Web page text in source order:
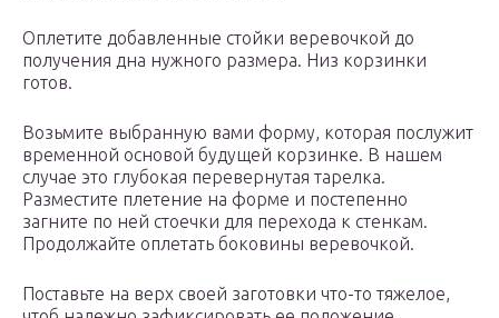
Оплетите добавленные стойки веревочкой до
получения дна нужного размера. Низ корзинки
готов.
Возьмите выбранную вами форму, которая послужит
временной основой будущей корзинке. В нашем
случае это глубокая перевернутая тарелка.
Разместите плетение на форме и постепенно
загните по ней стоечки для перехода к стенкам.
Продолжайте оплетать боковины веревочкой.
Поставьте на верх своей заготовки что-то тяжелое,